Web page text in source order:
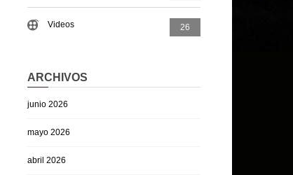
Videos 26
ARCHIVOS
junio 2026
mayo 2026
abril 2026